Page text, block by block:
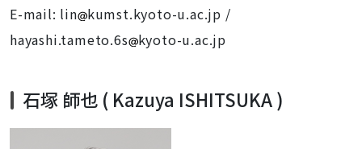
E-mail: lin kumst.kyoto-u.ac.jp /
hayashi.tameto.6s kyoto-u.ac.jp
石塚 師也 ( Kazuya ISHITSUKA)